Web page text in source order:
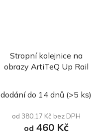
Stropní kolejnice na
obrazy ArtiTeQ Up Rail
hodnocení
produktu
je
dodání do 14 dnů (>5 ks)
od 380,17 Kč bez DPH
od 460 Kč